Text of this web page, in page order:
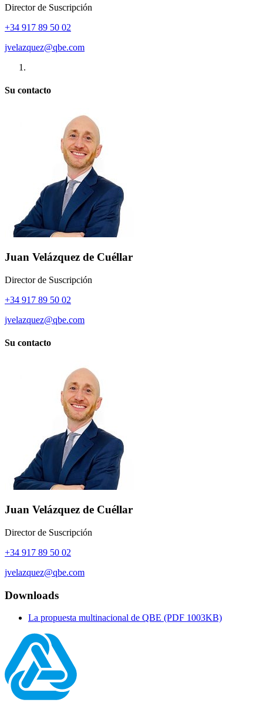
Director de Suscripción
+34 917 89 50 02
jvelazquez@qbe.com
Su contacto
Juan Velázquez de Cuéllar
Director de Suscripción
+34 917 89 50 02
jvelazquez@qbe.com
Su contacto
Juan Velázquez de Cuéllar
Director de Suscripción
+34 917 89 50 02
jvelazquez@qbe.com
Downloads
La propuesta multinacional de QBE (PDF 1003KB)